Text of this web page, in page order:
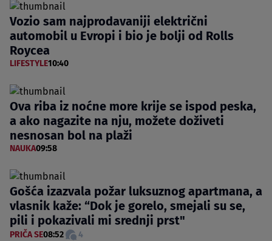
Vozio sam najprodavaniji električni
automobil u Evropi i bio je bolji od Rolls
Roycea
LIFESTYLE10:40
Ova riba iz noćne more krije se ispod peska,
a ako nagazite na nju, možete doživeti
nesnosan bol na plaži
NAUKA09:58
Gošća izazvala požar luksuznog apartmana, a
vlasnik kaže: “Dok je gorelo, smejali su se,
pili i pokazivali mi srednji prst"
PRIČA SE08:52 4